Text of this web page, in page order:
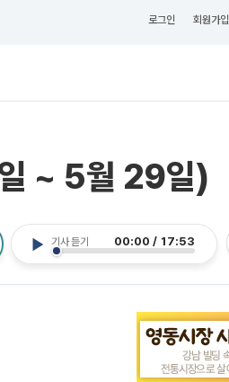
로그인 회원가입
~ 5월 29일)
기사 듣기 00:00 / 17:53